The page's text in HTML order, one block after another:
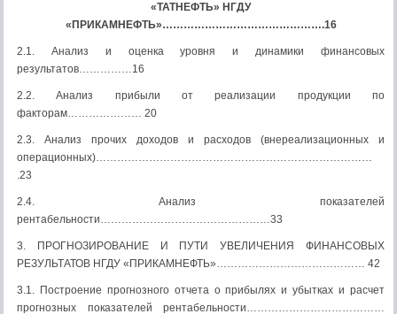
«ТАТНЕФТЬ» НГДУ
«ПРИКАМНЕФТЬ»……………………………………….16
2.1. Анализ и оценка уровня и динамики финансовых
результатов……………16
2.2. Анализ прибыли от реализации продукции по
факторам………………… 20
2.3. Анализ прочих доходов и расходов (внереализационных и
операционных)……………………………………………………………………
.23
2.4. Анализ показателей
рентабельности…………………………………………33
3. ПРОГНОЗИРОВАНИЕ И ПУТИ УВЕЛИЧЕНИЯ ФИНАНСОВЫХ
РЕЗУЛЬТАТОВ НГДУ «ПРИКАМНЕФТЬ»…………………………………… 42
3.1. Построение прогнозного отчета о прибылях и убытках и расчет
прогнозных показателей рентабельности…………………………………